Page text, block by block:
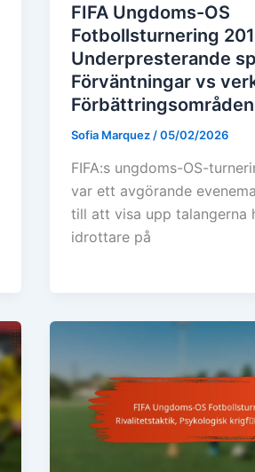
FIFA Ungdoms-OS
Fotbollsturnering
Underpresterande
Förväntningar vs
Förbättringsområden
Sofia Marquez /05/02/2026
FIFA:s ungdoms-OS-
var ett avgörande
till att visa upp talangerna
idrottare på